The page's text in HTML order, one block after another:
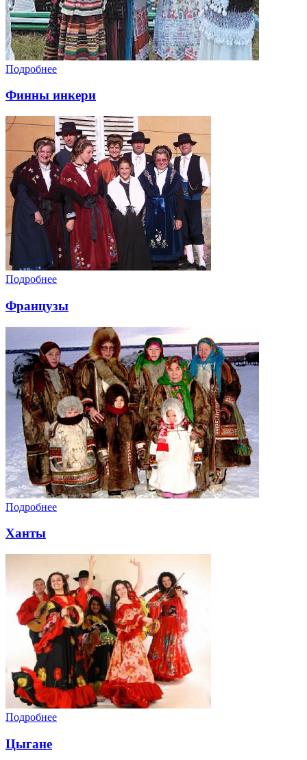
Подробнее
Финны инкери
Подробнее
Французы
Подробнее
Ханты
Подробнее
Цыгане